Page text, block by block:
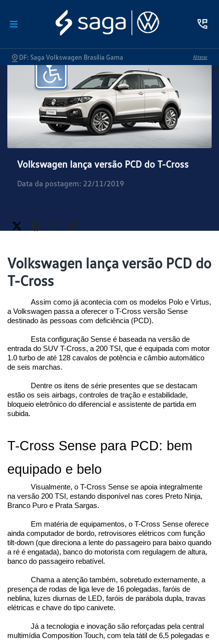
DF: Saga Volkswagen Brasília Gama Alterar
Volkswagen lança versão PCD do T-Cross
Data da postagem: 22/11/2019
Volkswagen lança versão PCD do
T-Cross
Assim como já acontecia com os modelos Polo e Virtus,
a Volkswagen passa a oferecer o T-Cross versão Sense
destinado às pessoas com deficiência (PCD).
Esta configuração Sense é baseada na versão de
entrada do SUV T-Cross, a 200 TSI, que é equipada com motor
1.0 turbo de até 128 cavalos de potência e câmbio automático
de seis marchas.
Dentre os itens de série presentes que se destacam
estão os seis airbags, controles de tração e estabilidade,
bloqueio eletrônico do diferencial e assistente de partida em
subida.
T-Cross Sense para PCD: bem
equipado e belo
Visualmente, o T-Cross Sense se apoia integralmente
na versão 200 TSI, estando disponível nas cores Preto Ninja,
Branco Puro e Prata Sargas.
Em matéria de equipamentos, o T-Cross Sense oferece
ainda computador de bordo, retrovisores elétricos com função
tilt-down (que direciona a lente do passageiro para baixo quando
a ré é engatada), banco do motorista com regulagem de altura,
banco do passageiro rebatível.
Chama a atenção também, sobretudo externamente, a
presença de rodas de liga leve de 16 polegadas, faróis de
neblina, luzes diurnas de LED, faróis de parábola dupla, travas
elétricas e chave do tipo canivete.
Já a tecnologia e inovação são reforçadas pela central
multimídia Composition Touch, com tela tátil de 6,5 polegadas e